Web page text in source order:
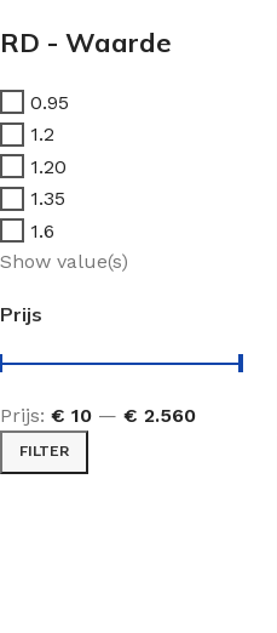
RD - Waarde
0.95
1.2
1.20
1.35
1.6
Show value(s)
Prijs
FILTER
Prijs: € 10 — € 2.560